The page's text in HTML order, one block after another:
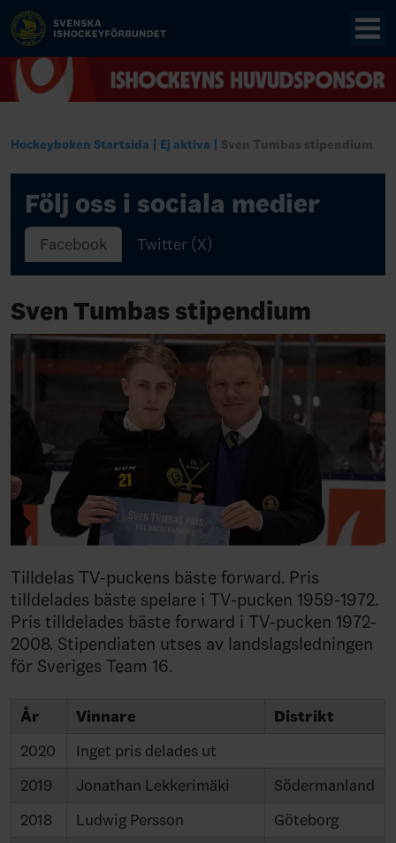
Hockeyboken Startsida Ej aktiva Sven Tumbas stipendium
Följ oss i sociala medier
Facebook Twitter (X)
Sven Tumbas stipendium
Tilldelas TV-puckens bäste forward. Pris
tilldelades bäste spelare i TV-pucken 1959-1972.
Pris tilldelades bäste forward i TV-pucken 1972-
2008. Stipendiaten utses av landslagsledningen
för Sveriges Team 16.
År Vinnare
Distrikt
2020
Inget pris delades ut
2019
Jonathan Lekkerimäki
Södermanland
2018
Ludwig Persson Göteborg